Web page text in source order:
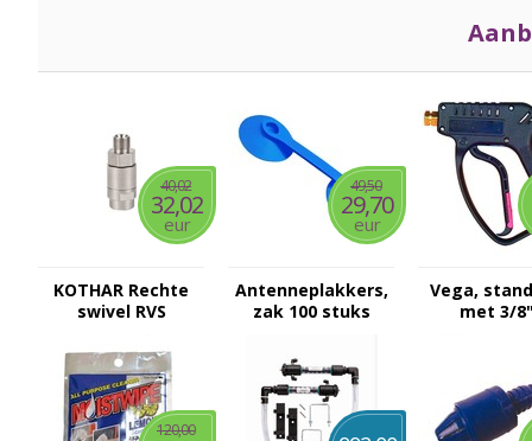
40,02
32,02
eur
KOTHAR Rechte
swivel RVS
49,50
29,70
eur
Antenneplakkers,
zak 100 stuks
Vega,
met 3/
120,00